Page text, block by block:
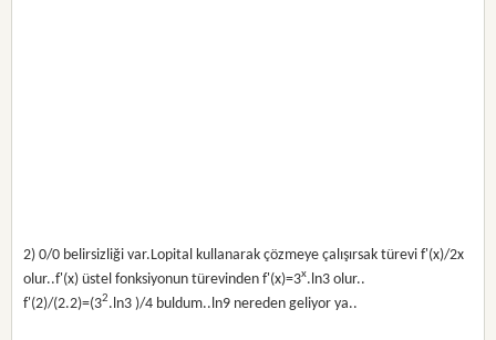
2) 0/0 belirsizliği var.Lopital kullanarak çözmeye çalışırsak türevi f'(x)/2x
olur..f'(x) üstel fonksiyonun türevinden f'(x)=3x.ln3 olur..
f'(2)/(2.2)=(32.ln3 )/4 buldum..ln9 nereden geliyor ya..